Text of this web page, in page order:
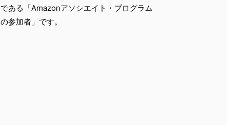
である「Amazonアソシエイト・プログラム
の参加者」です。